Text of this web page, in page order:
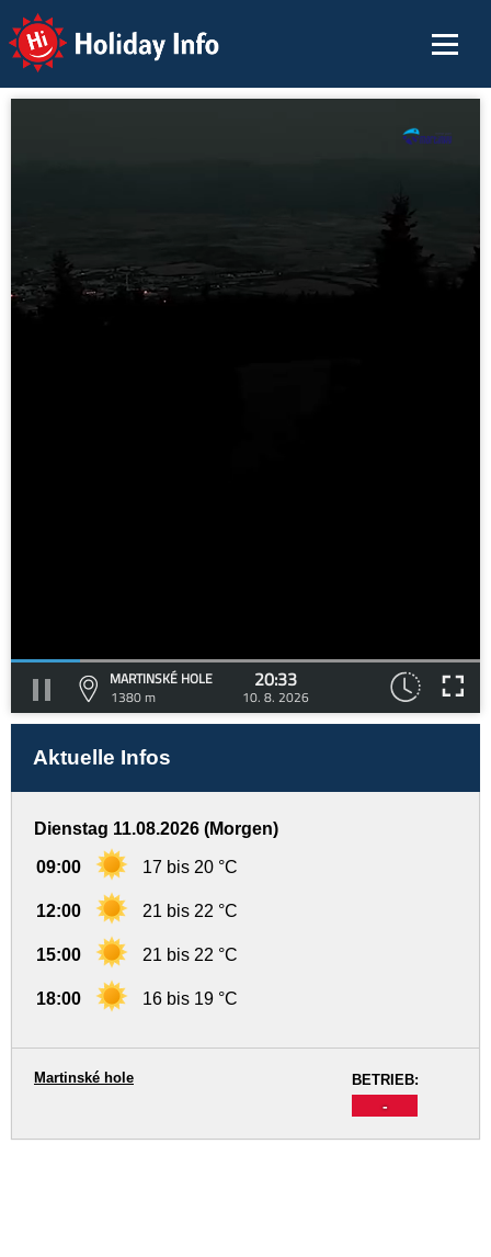
Holiday Info
MARTINSKÉ HOLE
1380 m
20:33
10. 8. 2026
Aktuelle Infos
Dienstag 11.08.2026 (Morgen)
09:00 17 bis 20 °C
12:00 21 bis 22 °C
15:00 21 bis 22 °C
18:00 16 bis 19 °C
BETRIEB:
-
Martinské hole